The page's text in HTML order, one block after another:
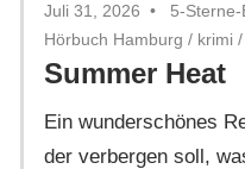
Juli 31, 2026 5-
Hörbuch Hamburg / krimi /
Summer Heat
Ein wunderschönes
der verbergen soll,